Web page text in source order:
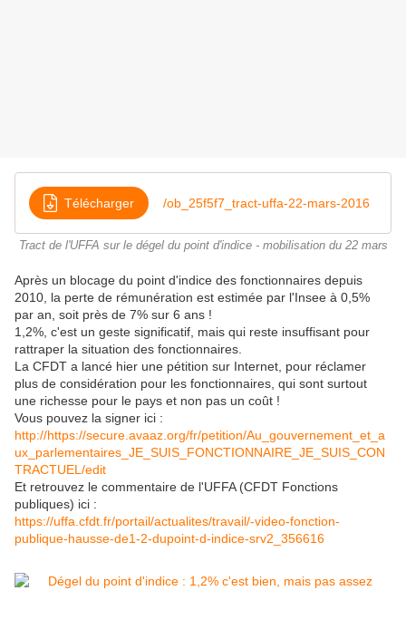
Télécharger /ob_25f5f7_tract-uffa-22-mars-2016
Tract de l'UFFA sur le dégel du point d'indice - mobilisation du 22 mars
Après un blocage du point d'indice des fonctionnaires depuis
2010, la perte de rémunération est estimée par l'Insee à 0,5%
par an, soit près de 7% sur 6 ans !
1,2%, c'est un geste significatif, mais qui reste insuffisant pour
rattraper la situation des fonctionnaires.
La CFDT a lancé hier une pétition sur Internet, pour réclamer
plus de considération pour les fonctionnaires, qui sont surtout
une richesse pour le pays et non pas un coût !
Vous pouvez la signer ici :
http://https://secure.avaaz.org/fr/petition/Au_gouvernement_et_a
ux_parlementaires_JE_SUIS_FONCTIONNAIRE_JE_SUIS_CON
TRACTUEL/edit
Et retrouvez le commentaire de l'UFFA (CFDT Fonctions
publiques) ici :
https://uffa.cfdt.fr/portail/actualites/travail/-video-fonction-
publique-hausse-de1-2-dupoint-d-indice-srv2_356616